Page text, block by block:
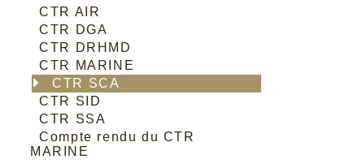
CTR AIR
CTR DGA
CTR DRHMD
CTR MARINE
CTR SCA
CTR SID
CTR SSA
Compte rendu du CTR
MARINE